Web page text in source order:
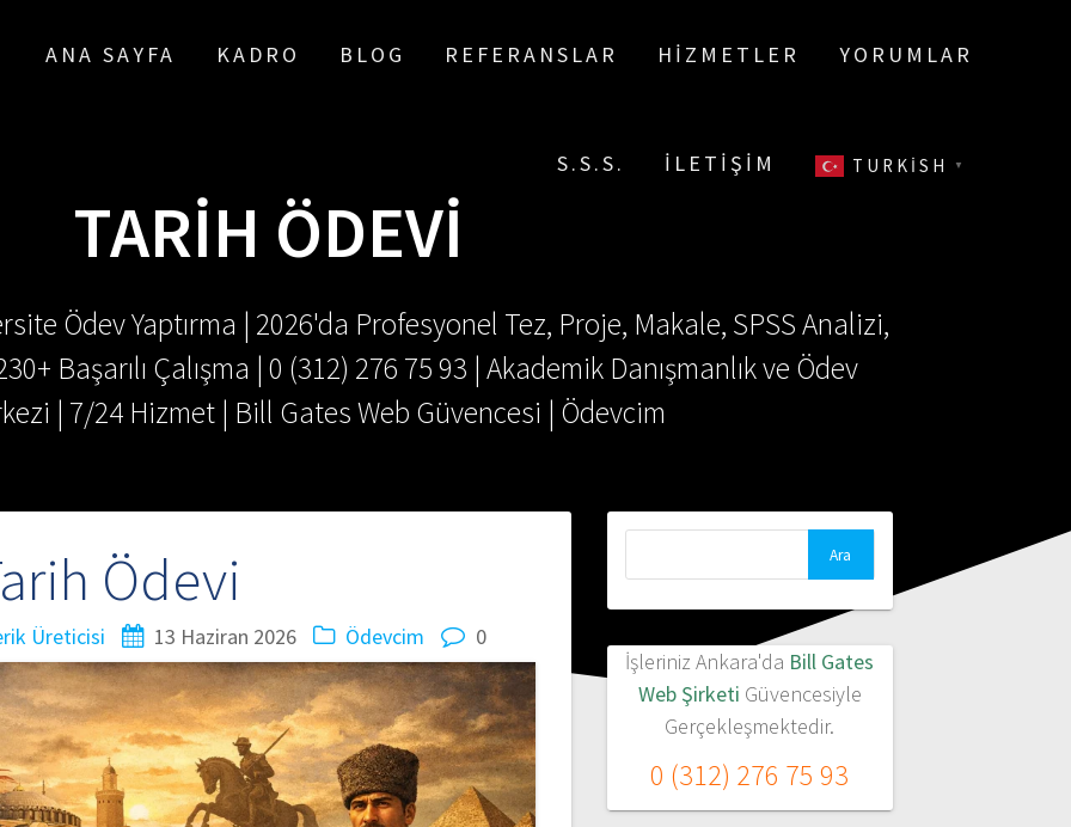
ANA SAYFA KADRO BLOG REFERANSLAR HIZMETLER YORUMLAR
S.S.S. İLETIŞIM TURKISH ▼
TARIH ÖDEVI
Ödev Yaptırma | 2026'da Profesyonel Tez, Proje, Makale, SPSS Analizi,
Başarılı Çalışma | 0 (312) 276 75 93 | Akademik Danışmanlık ve Ödev
| 7/24 Hizmet | Bill Gates Web Güvencesi | Ödevcim
Ödevi
Üreticisi 13 Haziran 2026 Ödevcim 0
İşleriniz Ankara'da Bill Gates
Web Şirketi Güvencesiyle
Gerçekleşmektedir.
0 (312) 276 75 93